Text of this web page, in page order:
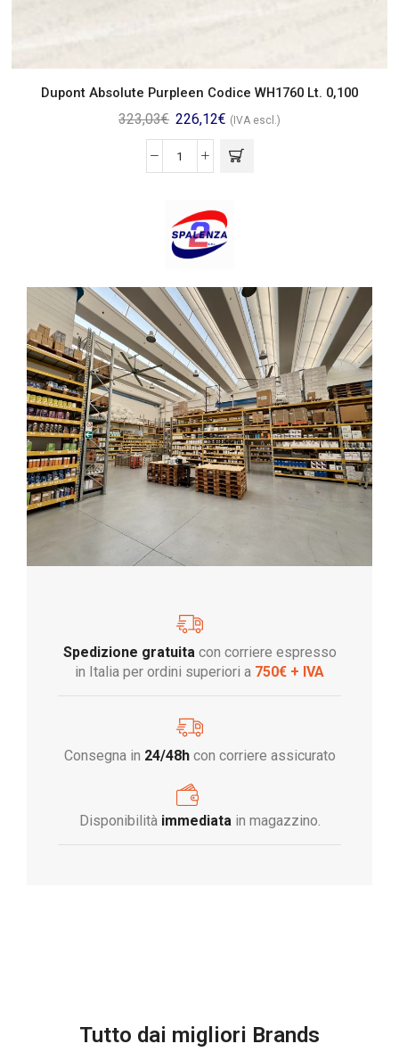
Dupont Absolute Purpleen Codice WH1760 Lt. 0,100
323,03€ 226,12€ (IVA escl.)
Spedizione gratuitacon corriere espresso
in Italia per ordini superiori a 750€ + IVA
Consegna in 24/48hcon corriere assicurato
Disponibilità immediatain magazzino.
Tutto dai migliori Brands